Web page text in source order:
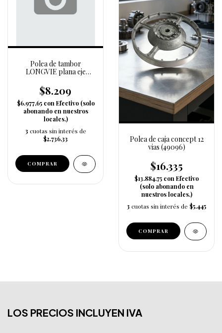
Polea de tambor
LONGVIE plana eje
$8.209
$6.977,65 con Efectivo (solo
abonando en nuestros
locales.)
3 cuotas sin interés de
$2.736,33
Polea de caja concept 12
vias (49096)
$16.335
$13.884,75 con Efectivo
(solo abonando en
nuestros locales.)
3 cuotas sin interés de $5.445
LOS PRECIOS INCLUYEN IVA